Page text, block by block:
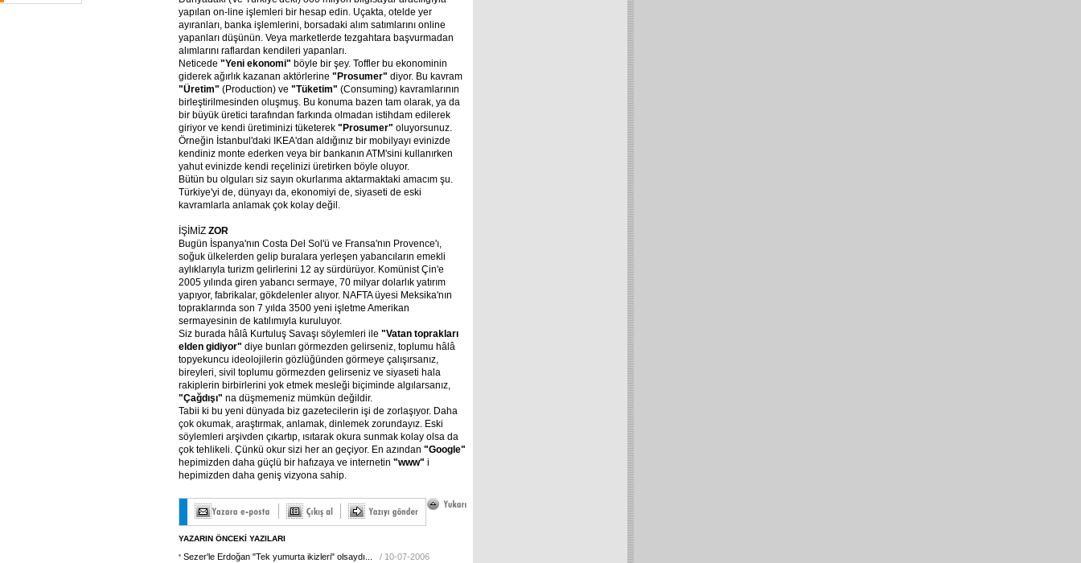
yapılan on-line işlemleri bir hesap edin. Uçakta, otelde yer
ayıranları, banka işlemlerini, borsadaki alım satımlarını online
yapanları düşünün. Veya marketlerde tezgahtara başvurmadan
alımlarını raflardan kendileri yapanları.
Neticede "Yeni ekonomi" böyle bir şey. Toffler bu ekonominin
giderek ağırlık kazanan aktörlerine "Prosumer" diyor. Bu kavram
"Üretim" (Production) ve "Tüketim" (Consuming) kavramlarının
birleştirilmesinden oluşmuş. Bu konuma bazen tam olarak, ya da
bir büyük üretici tarafından farkında olmadan istihdam edilerek
giriyor ve kendi üretiminizi tüketerek "Prosumer" oluyorsunuz.
Örneğin İstanbul'daki IKEA'dan aldığınız bir mobilyayı evinizde
kendiniz monte ederken veya bir bankanın ATM'sini kullanırken
yahut evinizde kendi reçelinizi üretirken böyle oluyor.
Bütün bu olguları siz sayın okurlarıma aktarmaktaki amacım şu.
Türkiye'yi de, dünyayı da, ekonomiyi de, siyaseti de eski
kavramlarla anlamak çok kolay değil.
İŞİMİZ ZOR
Bugün İspanya'nın Costa Del Sol'ü ve Fransa'nın Provence'ı,
soğuk ülkelerden gelip buralara yerleşen yabancıların emekli
aylıklarıyla turizm gelirlerini 12 ay sürdürüyor. Komünist Çin'e
2005 yılında giren yabancı sermaye, 70 milyar dolarlık yatırım
yapıyor, fabrikalar, gökdelenler alıyor. NAFTA üyesi Meksika'nın
topraklarında son 7 yılda 3500 yeni işletme Amerikan
sermayesinin de katılımıyla kuruluyor.
Siz burada hâlâ Kurtuluş Savaşı söylemleri ile "Vatan toprakları
elden gidiyor" diye bunları görmezden gelirseniz, toplumu hâlâ
topyekuncu ideolojilerin gözlüğünden görmeye çalışırsanız,
bireyleri, sivil toplumu görmezden gelirseniz ve siyaseti hala
rakiplerin birbirlerini yok etmek mesleği biçiminde algılarsanız,
"Çağdışı" na düşmemeniz mümkün değildir.
Tabii ki bu yeni dünyada biz gazetecilerin işi de zorlaşıyor. Daha
çok okumak, araştırmak, anlamak, dinlemek zorundayız. Eski
söylemleri arşivden çıkartıp, ısıtarak okura sunmak kolay olsa da
çok tehlikeli. Çünkü okur sizi her an geçiyor. En azından "Google"
hepimizden daha güçlü bir hafızaya ve internetin "www" i
hepimizden daha geniş vizyona sahip.
YAZARIN ÖNCEKİ YAZILARI
Sezer'le Erdoğan "Tek yumurta ikizleri" olsaydı...
/ 10-07-2006